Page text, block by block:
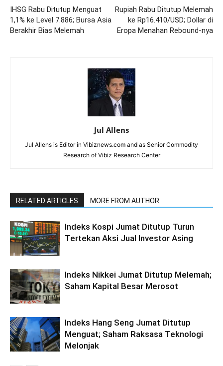
IHSG Rabu Ditutup Menguat
1,1% ke Level 7.886; Bursa Asia
Berakhir Bias Melemah
Rupiah Rabu Ditutup Melemah
ke Rp16.410/USD; Dollar di
Eropa Menahan Rebound-nya
Jul Allens
Jul Allens is Editor in Vibiznews.com and as Senior Commodity
Research of Vibiz Research Center
RELATED ARTICLES MORE FROM AUTHOR
Indeks Kospi Jumat Ditutup Turun
Tertekan Aksi Jual Investor Asing
Indeks Nikkei Jumat Ditutup Melemah;
Saham Kapital Besar Merosot
Indeks Hang Seng Jumat Ditutup
Menguat; Saham Raksasa Teknologi
Melonjak